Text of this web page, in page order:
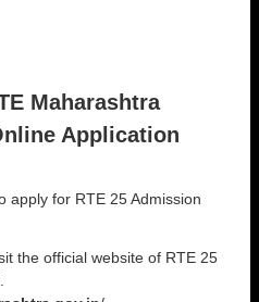
Maharashtra
Application
apply for RTE 25 Admission
the official website of RTE 25